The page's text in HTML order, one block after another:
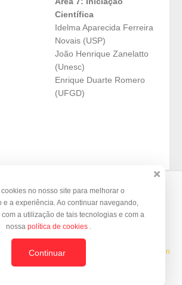
Científica
Idelma Aparecida Ferreira
Novais (USP)
João Henrique Zanelatto
(Unesc)
Enrique Duarte Romero
(UFGD)
suas inscrições e organizar seus
Template by © BrazilJS Foundation
no nosso site para melhorar o
e a experiência. Ao continuar navegando,
a utilização de tais tecnologias e com a
nossa política de cookies .
Continuar